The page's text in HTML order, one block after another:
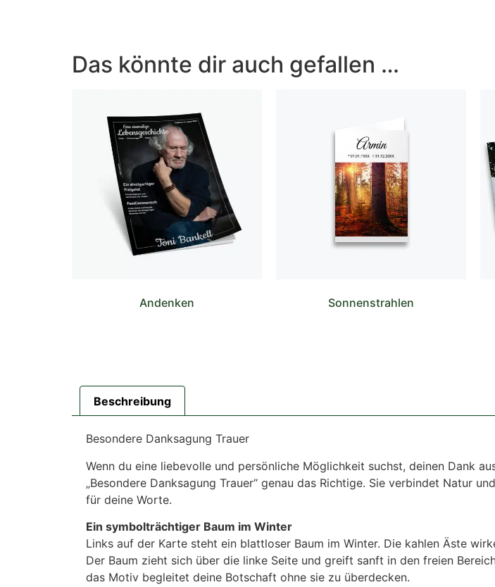
Das könnte dir auch gefallen …
Andenken Sonnenstrahlen
Beschreibung
Besondere Danksagung Trauer
Wenn du eine liebevolle und persönliche Möglichkeit suchst, deinen Dank
„Besondere Danksagung Trauer“ genau das Richtige. Sie verbindet Natur
für deine Worte.
Ein symbolträchtiger Baum im Winter
Links auf der Karte steht ein blattloser Baum im Winter. Die kahlen Äste
Der Baum zieht sich über die linke Seite und greift sanft in den freien
das Motiv begleitet deine Botschaft ohne sie zu überdecken.